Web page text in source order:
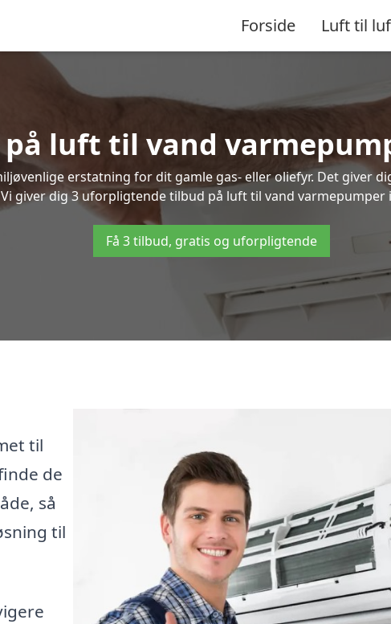
Forside Luft til
luft til vand
erstatning for dit gamle gas- eller oliefyr. Det giver
giver dig 3 uforpligtende tilbud på luft til vand
Få 3 tilbud, gratis og uforpligtende
til
de
så
til